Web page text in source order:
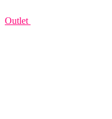
Outlet